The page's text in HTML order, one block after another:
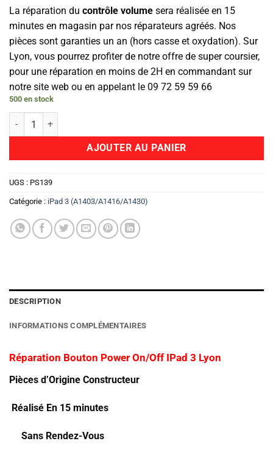
La réparation du contrôle volume sera réalisée en 15
minutes en magasin par nos réparateurs agréés. Nos
pièces sont garanties un an (hors casse et oxydation). Sur
Lyon, vous pourrez profiter de notre offre de super coursier,
pour une réparation en moins de 2H en commandant sur
notre site web ou en appelant le 09 72 59 59 66
500 en stock
quantité de Bouton Power On/Off
AJOUTER AU PANIER
UGS : PS139
Catégorie : iPad 3 (A1403/A1416/A1430)
DESCRIPTION
INFORMATIONS COMPLÉMENTAIRES
Réparation Bouton Power On/Off IPad 3 Lyon
Pièces d’Origine Constructeur
Réalisé En 15 minutes
Sans Rendez-Vous